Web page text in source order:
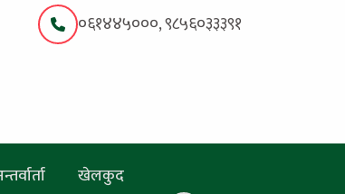
०६१४४५०००, ९८५६०३३३९१
खेलकुद